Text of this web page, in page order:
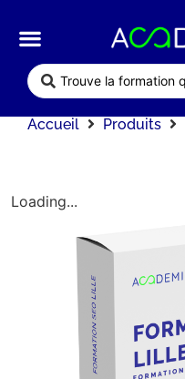
Accueil Produits
Loading...